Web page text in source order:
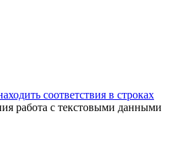
соответствия в строках
работа с текстовыми данными